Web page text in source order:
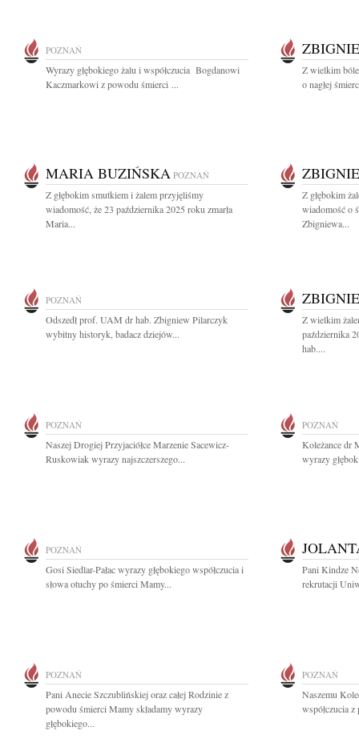
POZNAŃ
Wyrazy głębokiego żalu i współczucia Bogdanowi
Kaczmarkowi z powodu śmierci ...
Z wielkim
o nagłej
MARIA BUZIŃSKA POZNAŃ
Z głębokim smutkiem i żalem przyjęliśmy
wiadomość, że 23 października 2025 roku zmarła
Maria...
Z głębokim
wiadomość o
Zbigniewa...
POZNAŃ
Odszedł prof. UAM dr hab. Zbigniew Pilarczyk
wybitny historyk, badacz dziejów...
Z wielkim
października
hab....
POZNAŃ
Naszej Drogiej Przyjaciółce Marzenie Sacewicz-
Ruskowiak wyrazy najszczerszego...
POZNAŃ
Koleżance dr
wyrazy
POZNAŃ
Gosi Siedlar-Pałac wyrazy głębokiego współczucia i
słowa otuchy po śmierci Mamy...
Pani Kindze
rekrutacji
POZNAŃ
Pani Anecie Szczublińskiej oraz całej Rodzinie z
powodu śmierci Mamy składamy wyrazy
głębokiego...
POZNAŃ
Naszemu
współczucia